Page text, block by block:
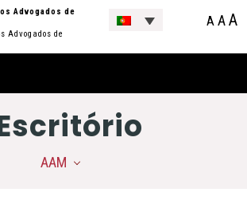
Advogados de
Advogados de
A AA
AAM